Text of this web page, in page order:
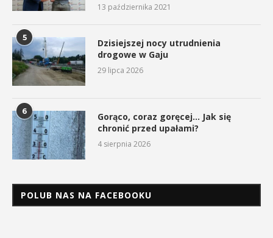
13 października 2021
5
Dzisiejszej nocy utrudnienia
drogowe w Gaju
29 lipca 2026
6
Gorąco, coraz goręcej… Jak się
chronić przed upałami?
4 sierpnia 2026
POLUB NAS NA FACEBOOKU